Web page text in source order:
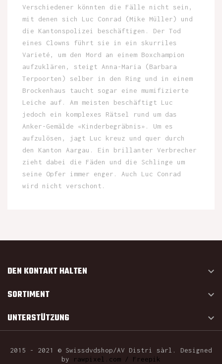
Verschiedener könnten die Fälle nicht sein,
mit denen sich Luc Conrad (Mike Müller) und
die Kantonspolizei beschäftigen. Der Tod
eines Clowns führt sie in ein skurriles
Varieté, um den Mord an einem Boxchampion
aufzuklären, steigt Anna-Maria (Barbara
Terpoorten) selber in den Ring und in einem
Brockenhaus taucht sogar eine mumifizierte
Leiche auf. Am meisten beschäftigt Luc
jedoch ein komplexes Rätsel rund um das
Anker-Gemälde «Kinderbegräbnis». Um es
aufzulösen, jagt Luc kreuz und quer durch
den Kanton Aargau. Ein brillanter Verbrecher
zieht dabei die Fäden und die Schlinge um
seine Opfer immer enger. Auch Luc Conrad
wird nicht verschont.
DEN KONTAKT HALTEN 
SORTIMENT 
UNTERSTÜTZUNG 
2015 - 2021 © Swissdvdshop/AV Distri sàrl. Designed
by
rawpixel.com / Freepik